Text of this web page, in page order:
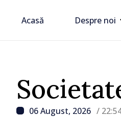
Acasă Despre noi
06 August, 2026 /